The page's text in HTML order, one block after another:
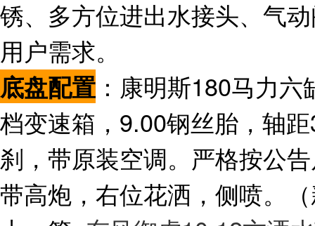
锈、多方位进出水接头、气
用户需求。
底盘配置 ：康明斯180马力
档变速箱，9.00钢丝胎，轴
刹，带原装空调。严格按公
带高炮，右位花洒，侧喷。